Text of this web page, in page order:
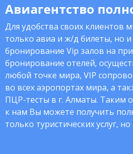
Авиагентство
Для удобства своих клиентов
только авиа и ж/д билеты, но
бронирование Vip залов на
бронирование отелей,
любой точке мира, VIP
во всех аэропортах мира, а
ПЦР-тесты в г. Алматы. Таким
к нам Вы можете получить
только туристических услуг,